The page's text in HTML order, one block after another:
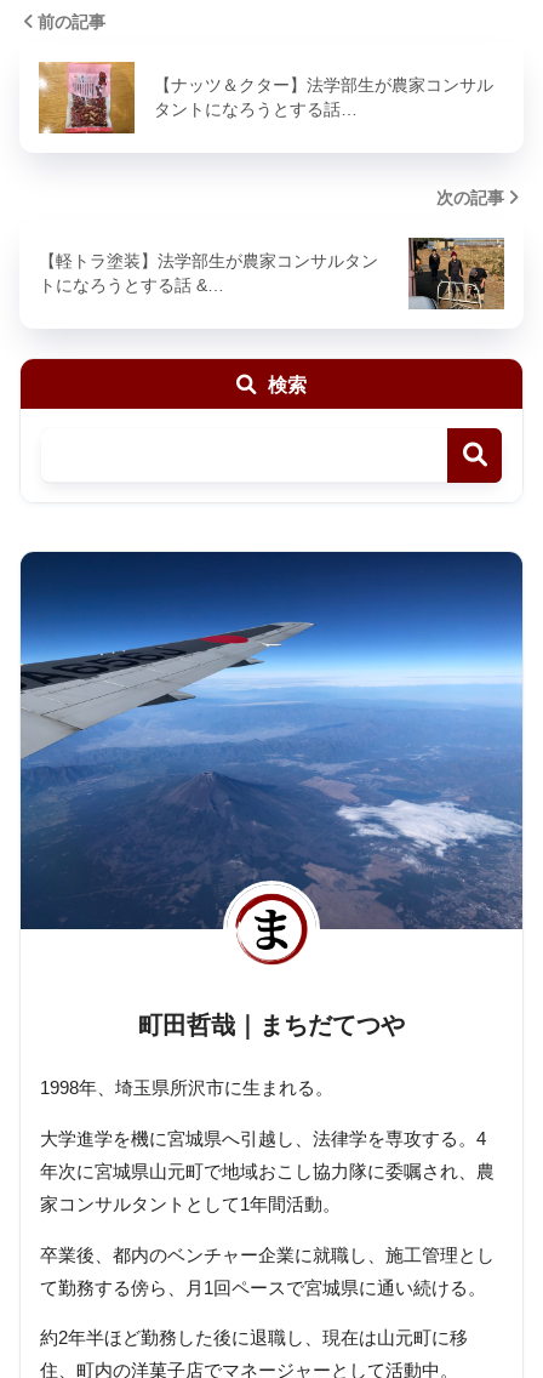
前の記事
【ナッツ＆クター】法学部生が農家コンサル
タントになろうとする話…
次の記事
【軽トラ塗装】法学部生が農家コンサルタン
トになろうとする話 &…
検索
町田哲哉｜まちだてつや
1998年、埼玉県所沢市に生まれる。
大学進学を機に宮城県へ引越し、法律学を専攻する。4
年次に宮城県山元町で地域おこし協力隊に委嘱され、農
家コンサルタントとして1年間活動。
卒業後、都内のベンチャー企業に就職し、施工管理とし
て勤務する傍ら、月1回ペースで宮城県に通い続ける。
約2年半ほど勤務した後に退職し、現在は山元町に移
住、町内の洋菓子店でマネージャーとして活動中。